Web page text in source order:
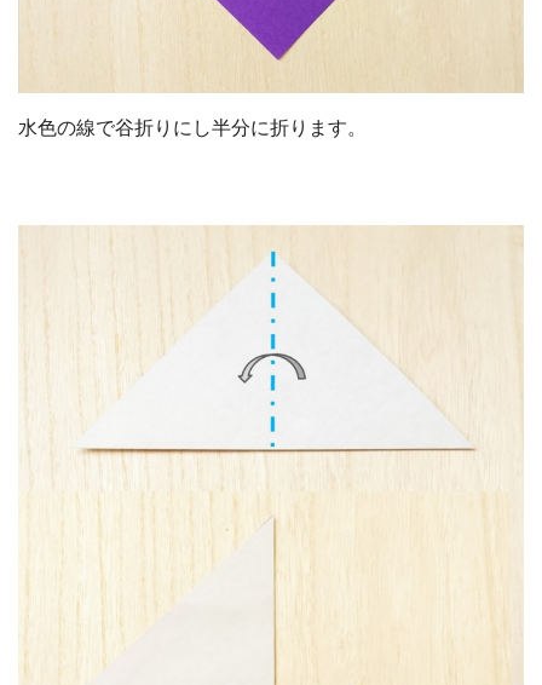
水色の線で谷折りにし半分に折ります。